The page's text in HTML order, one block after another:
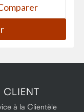
CLIENT
à la Clientèle